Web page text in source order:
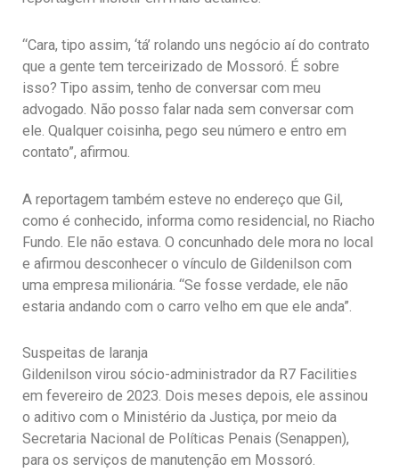
“Cara, tipo assim, ‘tá’ rolando uns negócio aí do contrato
que a gente tem terceirizado de Mossoró. É sobre
isso? Tipo assim, tenho de conversar com meu
advogado. Não posso falar nada sem conversar com
ele. Qualquer coisinha, pego seu número e entro em
contato”, afirmou.
A reportagem também esteve no endereço que Gil,
como é conhecido, informa como residencial, no Riacho
Fundo. Ele não estava. O concunhado dele mora no local
e afirmou desconhecer o vínculo de Gildenilson com
uma empresa milionária. “Se fosse verdade, ele não
estaria andando com o carro velho em que ele anda”.
Suspeitas de laranja
Gildenilson virou sócio-administrador da R7 Facilities
em fevereiro de 2023. Dois meses depois, ele assinou
o aditivo com o Ministério da Justiça, por meio da
Secretaria Nacional de Políticas Penais (Senappen),
para os serviços de manutenção em Mossoró.